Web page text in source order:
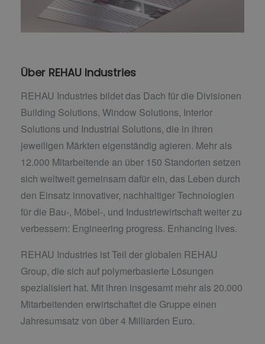
Über REHAU Industries
REHAU Industries bildet das Dach für die Divisionen
Building Solutions, Window Solutions, Interior
Solutions und Industrial Solutions, die in ihren
jeweiligen Märkten eigenständig agieren. Mehr als
12.000 Mitarbeitende an über 150 Standorten setzen
sich weltweit gemeinsam dafür ein, das Leben durch
den Einsatz innovativer, nachhaltiger Technologien
für die Bau-, Möbel-, und Industriewirtschaft weiter zu
verbessern: Engineering progress. Enhancing lives.
REHAU Industries ist Teil der globalen REHAU
Group, die sich auf polymerbasierte Lösungen
spezialisiert hat. Mit ihren insgesamt mehr als 20.000
Mitarbeitenden erwirtschaftet die Gruppe einen
Jahresumsatz von über 4 Milliarden Euro.